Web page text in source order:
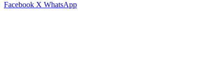
Facebook X WhatsApp